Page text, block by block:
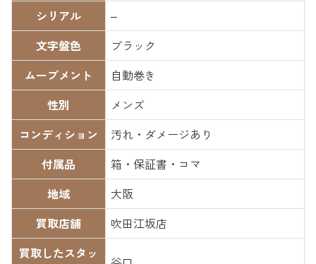
シリアル
–
文字盤色
ブラック
ムーブメント
自動巻き
性別
メンズ
コンディション
汚れ・ダメージあり
付属品
箱・保証書・コマ
地域
大阪
買取店舗
吹田江坂店
買取したスタッ